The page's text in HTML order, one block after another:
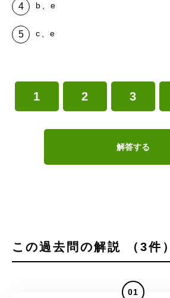
b、e
c、e
1 2 3
解答する
この過去問の解説 （3件）
01